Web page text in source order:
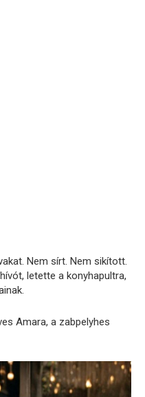
Nem sírt. Nem sikított.
letette a konyhapultra,
Amara, a zabpelyhes